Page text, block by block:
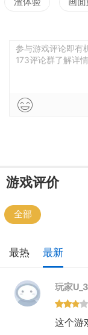
参与游戏评论即有
173评论群了解详
游戏评价
全部
最热 最新
玩家